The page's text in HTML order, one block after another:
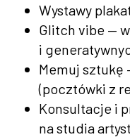
Wystawy
Glitch vibe —
i
Memuj sztukę
(pocztówki z
Konsultacje i
na studia